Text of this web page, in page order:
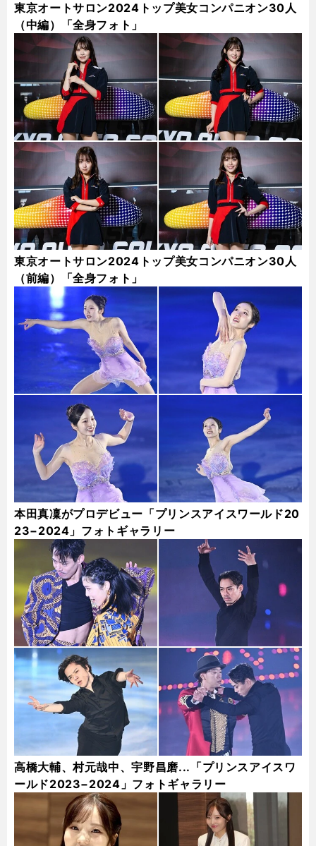
東京オートサロン2024トップ美女コンパニオン30人
（中編）「全身フォト」
東京オートサロン2024トップ美女コンパニオン30人
（前編）「全身フォト」
本田真凜がプロデビュー「プリンスアイスワールド20
23−2024」フォトギャラリー
高橋大輔、村元哉中、宇野昌磨...「プリンスアイスワ
ールド2023−2024」フォトギャラリー